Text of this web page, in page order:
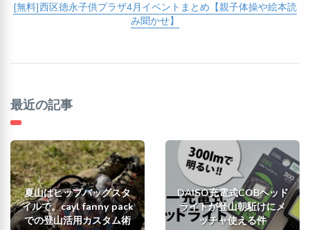
[無料]西区徳永子供プラザ4月イベントまとめ【親子体操や絵本読
み聞かせ】
最近の記事
夏山はヒップバッグスタ
イルで。cayl fanny pack
での登山活用カスタム術
DAISO充電式COBヘッド
ライトが登山朝駈けにメ
ッチャ使える件